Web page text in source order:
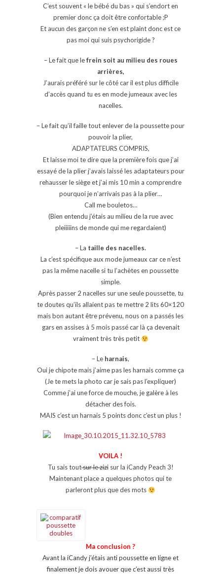
C’est souvent « le bébé du bas » qui s’endort en
premier donc ça doit être confortable ;P
Et aucun des garçon ne s’en est plaint donc est ce
pas moi qui suis psychorigide ?
– Le fait que lefrein soit au milieu des roues
arrières,
J’aurais préféré sur le côté car il est plus difficile
d’accès quand tu es en mode jumeaux avec les
nacelles.
– Le fait qu’il faille tout enlever de la poussette pour
pouvoir la plier,
ADAPTATEURS COMPRIS,
Et laisse moi te dire que la première fois que j’ai
essayé de la plier j’avais laissé les adaptateurs pour
rehausser le siège et j’ai mis 10 min a comprendre
pourquoi je n’arrivais pas à la plier…
Call me bouletos…
(Bien entendu j’étais au milieu de la rue avec
pleiiiiins de monde qui me regardaient)
– La taille des nacelles.
La c’est spécifique aux mode jumeaux car ce n’est
pas la même nacelle si tu l’achètes en poussette
simple.
Après passer 2 nacelles sur une seule poussette, tu
te doutes qu’ils allaient pas te mettre 2 lits 60×120
mais bon autant être prévenu, nous on a passés les
gars en assises à 5 mois passé car là ça devenait
vraiment très très petit
– Le harnais,
Oui je chipote mais j’aime pas les harnais comme ça
(Je te mets la photo car je sais pas l’expliquer)
Comme j’ai une force de mouche, je galère à les
détacher des fois.
MAIS c’est un harnais 5 points donc c’est un plus !
VOILA !
Tu sais toutsur le zizisur la iCandy Peach 3!
Maintenant place a quelques photos qui te
parleront plus que des mots
Ma conclusion ?
Avant la iCandy j’étais anti poussette en ligne et
finalement je dois avouer que c’est aussi très